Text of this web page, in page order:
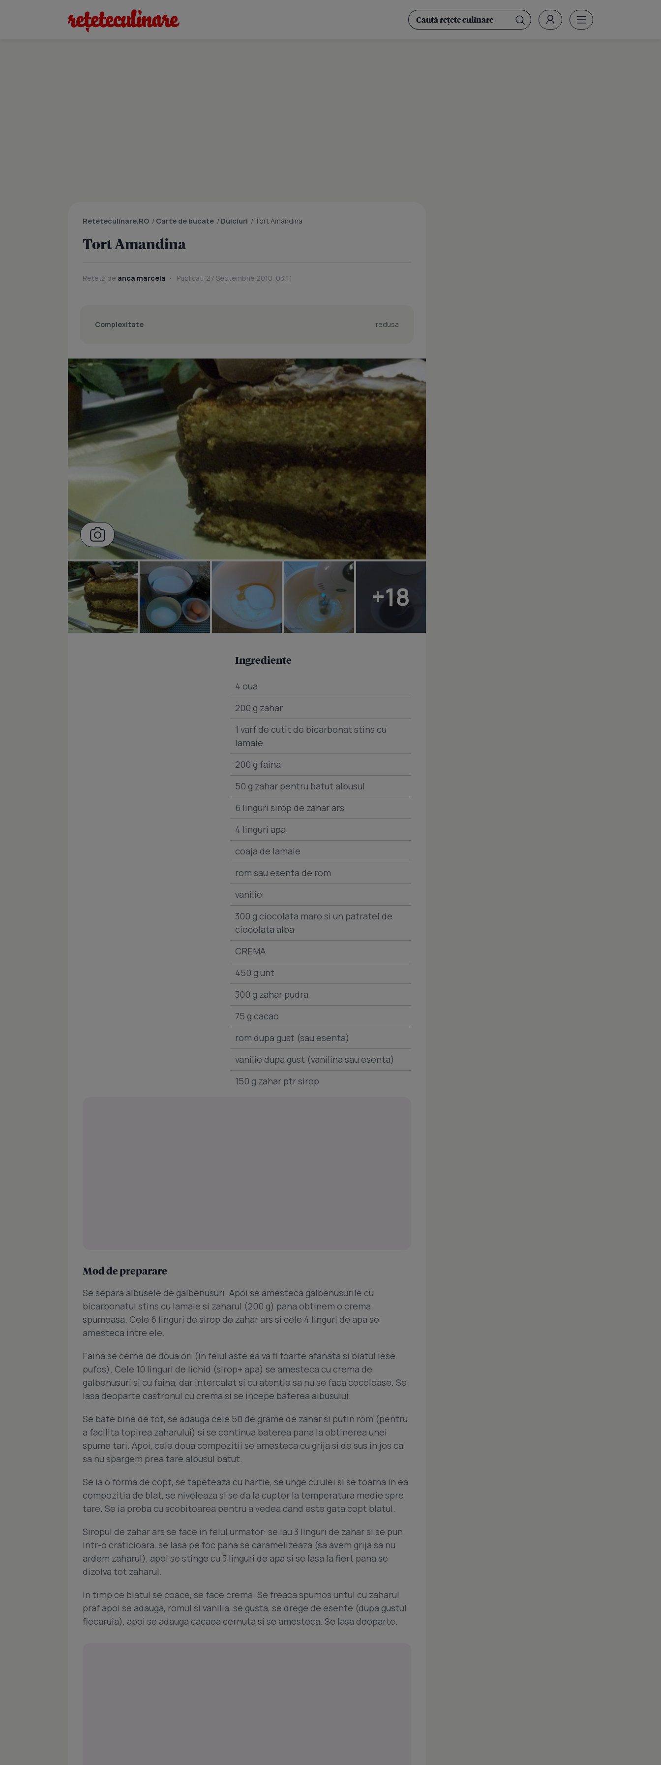
Reteteculinare.RO / Carte de bucate / Dulciuri / Tort Amandina
Tort Amandina
Rețetă de anca marcela Publicat: 27 Septembrie 2010, 03:11
Complexitate redusa
+18
Ingrediente
4 oua
200 g zahar
1 varf de cutit de bicarbonat stins cu
lamaie
200 g faina
50 g zahar pentru batut albusul
6 linguri sirop de zahar ars
4 linguri apa
coaja de lamaie
rom sau esenta de rom
vanilie
300 g ciocolata maro si un patratel de
ciocolata alba
CREMA
450 g unt
300 g zahar pudra
75 g cacao
rom dupa gust (sau esenta)
vanilie dupa gust (vanilina sau esenta)
150 g zahar ptr sirop
Mod de preparare
Se separa albusele de galbenusuri. Apoi se amesteca galbenusurile cu
bicarbonatul stins cu lamaie si zaharul (200 g) pana obtinem o crema
spumoasa. Cele 6 linguri de sirop de zahar ars si cele 4 linguri de apa se
amesteca intre ele.
Faina se cerne de doua ori (in felul aste ea va fi foarte afanata si blatul iese
pufos). Cele 10 linguri de lichid (sirop+ apa) se amesteca cu crema de
galbenusuri si cu faina, dar intercalat si cu atentie sa nu se faca cocoloase. Se
lasa deoparte castronul cu crema si se incepe baterea albusului.
Se bate bine de tot, se adauga cele 50 de grame de zahar si putin rom (pentru
a facilita topirea zaharului) si se continua baterea pana la obtinerea unei
spume tari. Apoi, cele doua compozitii se amesteca cu grija si de sus in jos ca
sa nu spargem prea tare albusul batut.
Se ia o forma de copt, se tapeteaza cu hartie, se unge cu ulei si se toarna in ea
compozitia de blat, se niveleaza si se da la cuptor la temperatura medie spre
tare. Se ia proba cu scobitoarea pentru a vedea cand este gata copt blatul.
Siropul de zahar ars se face in felul urmator: se iau 3 linguri de zahar si se pun
intr-o craticioara, se lasa pe foc pana se caramelizeaza (sa avem grija sa nu
ardem zaharul), apoi se stinge cu 3 linguri de apa si se lasa la fiert pana se
dizolva tot zaharul.
In timp ce blatul se coace, se face crema. Se freaca spumos untul cu zaharul
praf apoi se adauga, romul si vanilia, se gusta, se drege de esente (dupa gustul
fiecaruia), apoi se adauga cacaoa cernuta si se amesteca. Se lasa deoparte.